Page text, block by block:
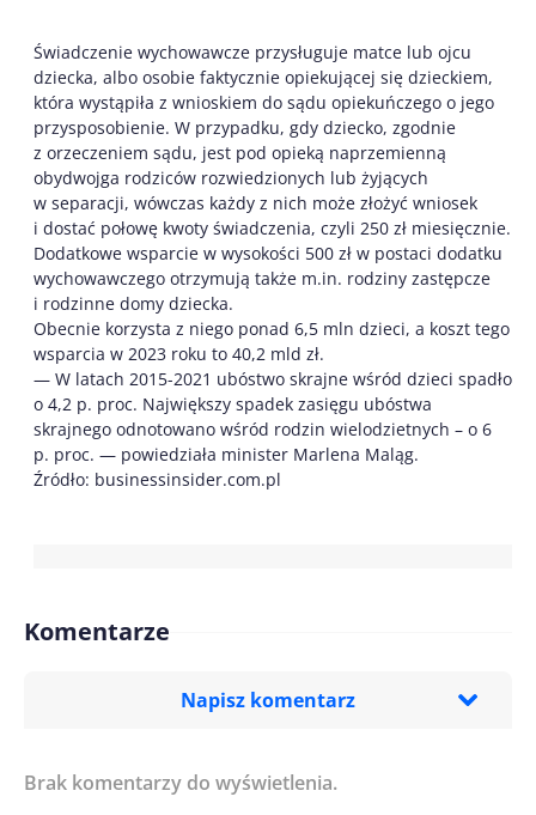
Świadczenie wychowawcze przysługuje matce lub ojcu
dziecka, albo osobie faktycznie opiekującej się dzieckiem,
która wystąpiła z wnioskiem do sądu opiekuńczego o jego
przysposobienie. W przypadku, gdy dziecko, zgodnie
z orzeczeniem sądu, jest pod opieką naprzemienną
obydwojga rodziców rozwiedzionych lub żyjących
w separacji, wówczas każdy z nich może złożyć wniosek
i dostać połowę kwoty świadczenia, czyli 250 zł miesięcznie.
Dodatkowe wsparcie w wysokości 500 zł w postaci dodatku
wychowawczego otrzymują także m.in. rodziny zastępcze
i rodzinne domy dziecka.
Obecnie korzysta z niego ponad 6,5 mln dzieci, a koszt tego
wsparcia w 2023 roku to 40,2 mld zł.
— W latach 2015-2021 ubóstwo skrajne wśród dzieci spadło
o 4,2 p. proc. Największy spadek zasięgu ubóstwa
skrajnego odnotowano wśród rodzin wielodzietnych – o 6
p. proc. — powiedziała minister Marlena Maląg.
Źródło: businessinsider.com.pl
Komentarze
Napisz komentarz
Imię/ Nick*
Brak komentarzy do wyświetlenia.